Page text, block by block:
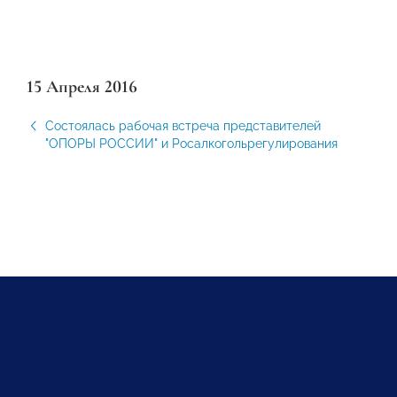
15 Апреля 2016
Состоялась рабочая встреча представителей
"ОПОРЫ РОССИИ" и Росалкогольрегулирования